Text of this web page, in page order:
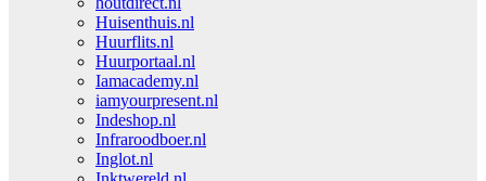
Huisenthuis.nl
Huurflits.nl
Huurportaal.nl
Iamacademy.nl
iamyourpresent.nl
Indeshop.nl
Infraroodboer.nl
Inglot.nl